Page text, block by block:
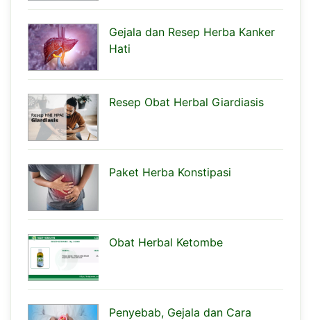
Gejala dan Resep Herba Kanker
Hati
Resep Obat Herbal Giardiasis
Paket Herba Konstipasi
Obat Herbal Ketombe
Penyebab, Gejala dan Cara